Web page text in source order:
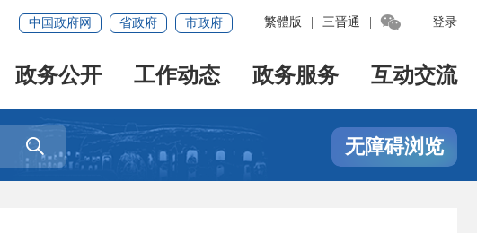
登录
繁體版 三晋通 
中国政府网 省政府 市政府
政务公开 工作动态 政务服务 互动交流
 无障碍浏览